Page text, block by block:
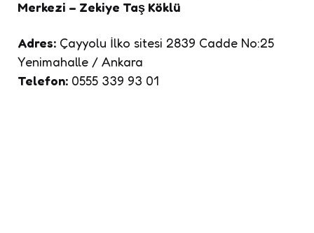
Merkezi – Zekiye Taş Köklü
Adres: Çayyolu İlko sitesi 2839 Cadde No:25
Yenimahalle / Ankara
Telefon: 0555 339 93 01